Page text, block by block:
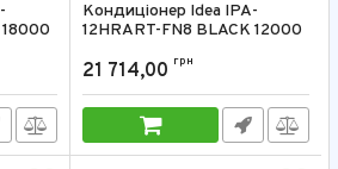
Кондиціонер Idea IPA-
12HRART-FN8 BLACK 12000
Артикул: IPA-12HRART-FN8 BLACK
21 714,00 грн